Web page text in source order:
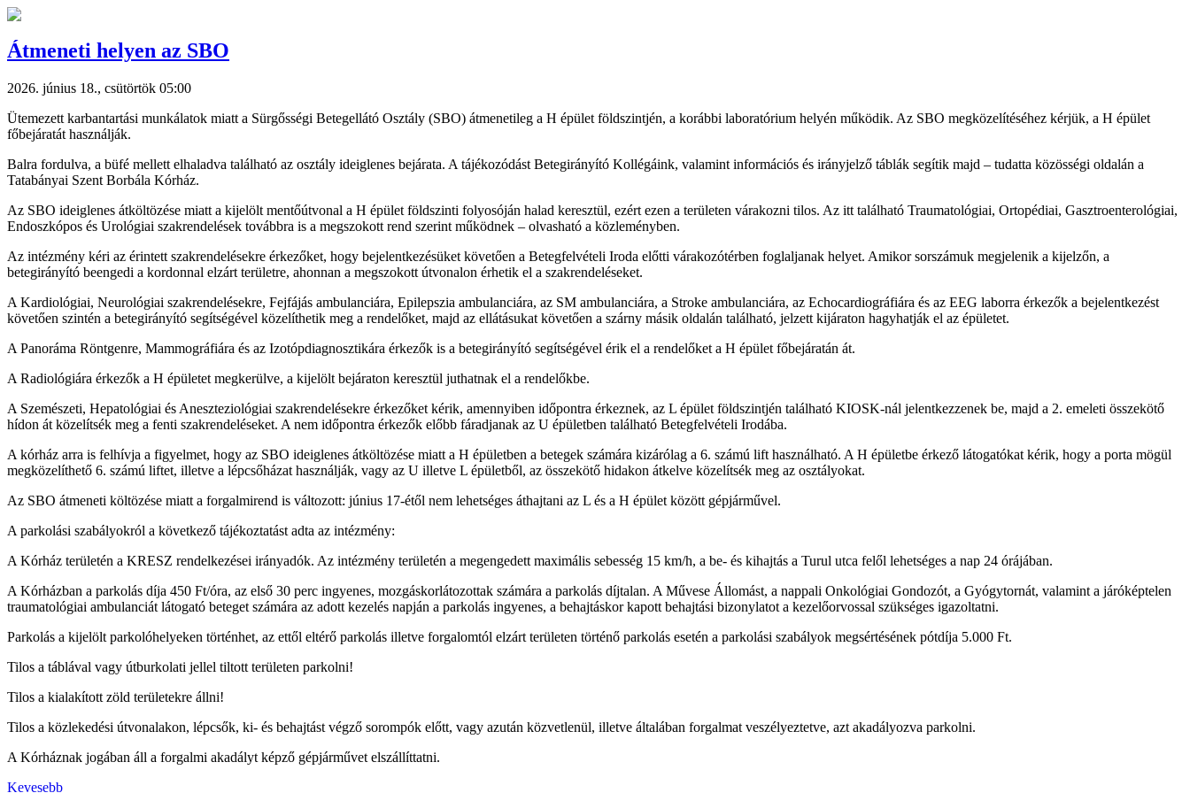
Átmeneti helyen az SBO
2026. június 18., csütörtök 05:00
Ütemezett karbantartási munkálatok miatt a Sürgősségi Betegellátó Osztály (SBO) átmenetileg a H épület földszintjén, a korábbi laboratórium helyén működik. Az SBO megközelítéséhez kérjük, a H épület
főbejáratát használják.
Balra fordulva, a büfé mellett elhaladva található az osztály ideiglenes bejárata. A tájékozódást Betegirányító Kollégáink, valamint információs és irányjelző táblák segítik majd – tudatta közösségi oldalán a
Tatabányai Szent Borbála Kórház.
Az SBO ideiglenes átköltözése miatt a kijelölt mentőútvonal a H épület földszinti folyosóján halad keresztül, ezért ezen a területen várakozni tilos. Az itt található Traumatológiai, Ortopédiai, Gasztroenterológiai,
Endoszkópos és Urológiai szakrendelések továbbra is a megszokott rend szerint működnek – olvasható a közleményben.
Az intézmény kéri az érintett szakrendelésekre érkezőket, hogy bejelentkezésüket követően a Betegfelvételi Iroda előtti várakozótérben foglaljanak helyet. Amikor sorszámuk megjelenik a kijelzőn, a
betegirányító beengedi a kordonnal elzárt területre, ahonnan a megszokott útvonalon érhetik el a szakrendeléseket.
A Kardiológiai, Neurológiai szakrendelésekre, Fejfájás ambulanciára, Epilepszia ambulanciára, az SM ambulanciára, a Stroke ambulanciára, az Echocardiográfiára és az EEG laborra érkezők a bejelentkezést
követően szintén a betegirányító segítségével közelíthetik meg a rendelőket, majd az ellátásukat követően a szárny másik oldalán található, jelzett kijáraton hagyhatják el az épületet.
A Panoráma Röntgenre, Mammográfiára és az Izotópdiagnosztikára érkezők is a betegirányító segítségével érik el a rendelőket a H épület főbejáratán át.
A Radiológiára érkezők a H épületet megkerülve, a kijelölt bejáraton keresztül juthatnak el a rendelőkbe.
A Szemészeti, Hepatológiai és Aneszteziológiai szakrendelésekre érkezőket kérik, amennyiben időpontra érkeznek, az L épület földszintjén található KIOSK-nál jelentkezzenek be, majd a 2. emeleti összekötő
hídon át közelítsék meg a fenti szakrendeléseket. A nem időpontra érkezők előbb fáradjanak az U épületben található Betegfelvételi Irodába.
A kórház arra is felhívja a figyelmet, hogy az SBO ideiglenes átköltözése miatt a H épületben a betegek számára kizárólag a 6. számú lift használható. A H épületbe érkező látogatókat kérik, hogy a porta mögül
megközelíthető 6. számú liftet, illetve a lépcsőházat használják, vagy az U illetve L épületből, az összekötő hidakon átkelve közelítsék meg az osztályokat.
Az SBO átmeneti költözése miatt a forgalmirend is változott: június 17-étől nem lehetséges áthajtani az L és a H épület között gépjárművel.
A parkolási szabályokról a következő tájékoztatást adta az intézmény:
A Kórház területén a KRESZ rendelkezései irányadók. Az intézmény területén a megengedett maximális sebesség 15 km/h, a be- és kihajtás a Turul utca felől lehetséges a nap 24 órájában.
A Kórházban a parkolás díja 450 Ft/óra, az első 30 perc ingyenes, mozgáskorlátozottak számára a parkolás díjtalan. A Művese Állomást, a nappali Onkológiai Gondozót, a Gyógytornát, valamint a járóképtelen
traumatológiai ambulanciát látogató beteget számára az adott kezelés napján a parkolás ingyenes, a behajtáskor kapott behajtási bizonylatot a kezelőorvossal szükséges igazoltatni.
Parkolás a kijelölt parkolóhelyeken történhet, az ettől eltérő parkolás illetve forgalomtól elzárt területen történő parkolás esetén a parkolási szabályok megsértésének pótdíja 5.000 Ft.
Tilos a táblával vagy útburkolati jellel tiltott területen parkolni!
Tilos a kialakított zöld területekre állni!
Tilos a közlekedési útvonalakon, lépcsők, ki- és behajtást végző sorompók előtt, vagy azután közvetlenül, illetve általában forgalmat veszélyeztetve, azt akadályozva parkolni.
A Kórháznak jogában áll a forgalmi akadályt képző gépjárművet elszállíttatni.
Kevesebb